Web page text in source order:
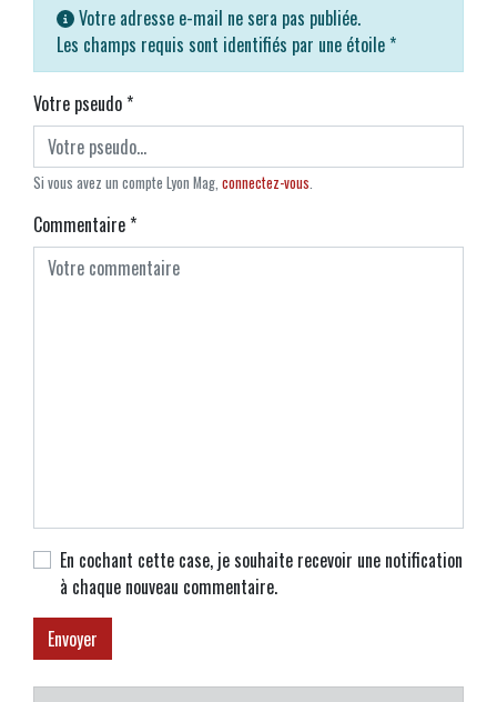
Votre adresse e-mail ne sera pas publiée.
Les champs requis sont identifiés par une étoile *
Votre pseudo*
Si vous avez un compte Lyon Mag, connectez-vous.
Commentaire*
En cochant cette case, je souhaite recevoir une notification
à chaque nouveau commentaire.